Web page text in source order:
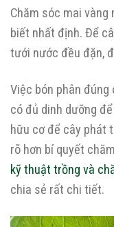
Chăm sóc mai
biết nhất định. Để
tưới nước đều đặn,
Việc bón phân
có đủ dinh dưỡng
hữu cơ để cây phát
rõ hơn bí quyết
kỹ thuật trồng và
chia sẻ rất chi tiết.